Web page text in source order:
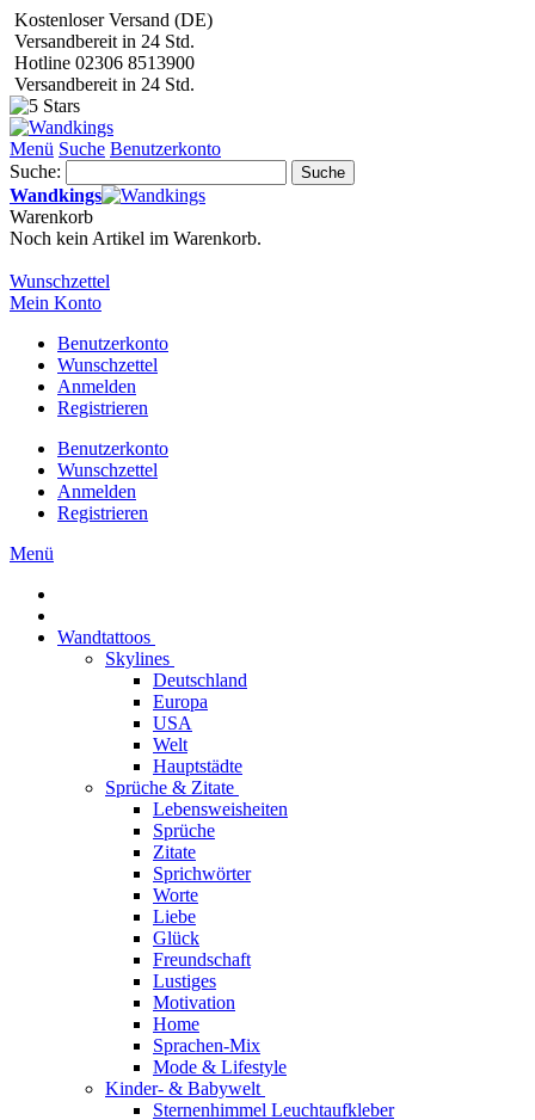
Kostenloser Versand (DE)
Versandbereit in 24 Std.
Hotline 02306 8513900
Versandbereit in 24 Std.
Menü Suche Benutzerkonto
Suche:
Suche
Wandkings
Warenkorb
Noch kein Artikel im Warenkorb.
Wunschzettel
Mein Konto
Benutzerkonto
Wunschzettel
Anmelden
Registrieren
Benutzerkonto
Wunschzettel
Anmelden
Registrieren
Menü
Wandtattoos
Skylines
Deutschland
Europa
USA
Welt
Hauptstädte
Sprüche & Zitate
Lebensweisheiten
Sprüche
Zitate
Sprichwörter
Worte
Liebe
Glück
Freundschaft
Lustiges
Motivation
Home
Sprachen-Mix
Mode & Lifestyle
Kinder- & Babywelt
Sternenhimmel Leuchtaufkleber